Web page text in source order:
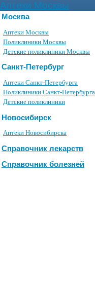
Аптеки Москвы
Москва
Аптеки Москвы
Поликлиники Москвы
Детские поликлиники Москвы
Санкт-Петербург
Аптеки Санкт-Петербурга
Поликлиники Санкт-Петербурга
Детские поликлиники
Новосибирск
Аптеки Новосибирска
Справочник лекарств
Справочник болезней